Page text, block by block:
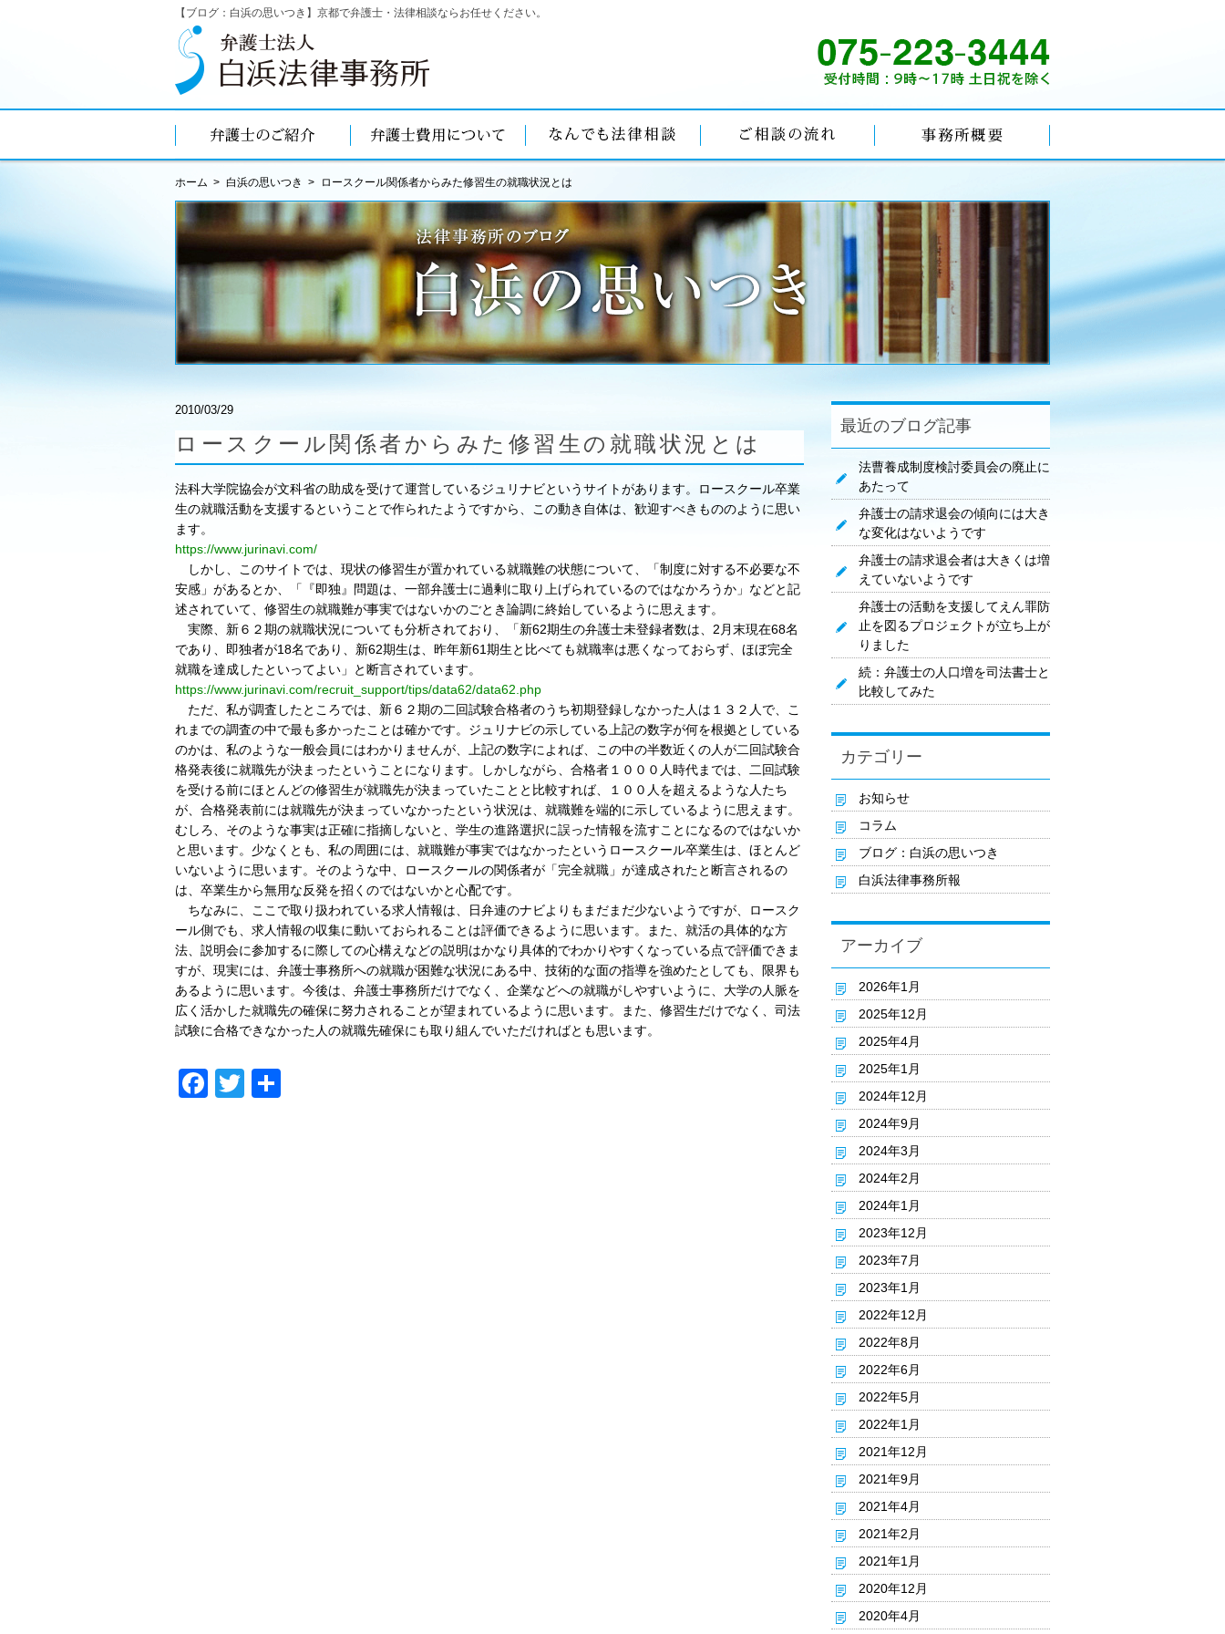
【ブログ：白浜の思いつき】京都で弁護士・法律相談ならお任せください。
ホーム 白浜の思いつき ロースクール関係者からみた修習生の就職状況とは
2010/03/29
ロースクール関係者からみた修習生の就職状況とは
法科大学院協会が文科省の助成を受けて運営しているジュリナビというサイトがあります。ロースクール卒業
生の就職活動を支援するということで作られたようですから、この動き自体は、歓迎すべきもののように思い
ます。
https://www.jurinavi.com/
しかし、このサイトでは、現状の修習生が置かれている就職難の状態について、「制度に対する不必要な不
安感」があるとか、「『即独』問題は、一部弁護士に過剰に取り上げられているのではなかろうか」などと記
述されていて、修習生の就職難が事実ではないかのごとき論調に終始しているように思えます。
実際、新６２期の就職状況についても分析されており、「新62期生の弁護士未登録者数は、2月末現在68名
であり、即独者が18名であり、新62期生は、昨年新61期生と比べても就職率は悪くなっておらず、ほぼ完全
就職を達成したといってよい」と断言されています。
https://www.jurinavi.com/recruit_support/tips/data62/data62.php
ただ、私が調査したところでは、新６２期の二回試験合格者のうち初期登録しなかった人は１３２人で、こ
れまでの調査の中で最も多かったことは確かです。ジュリナビの示している上記の数字が何を根拠としている
のかは、私のような一般会員にはわかりませんが、上記の数字によれば、この中の半数近くの人が二回試験合
格発表後に就職先が決まったということになります。しかしながら、合格者１０００人時代までは、二回試験
を受ける前にほとんどの修習生が就職先が決まっていたことと比較すれば、１００人を超えるような人たち
が、合格発表前には就職先が決まっていなかったという状況は、就職難を端的に示しているように思えます。
むしろ、そのような事実は正確に指摘しないと、学生の進路選択に誤った情報を流すことになるのではないか
と思います。少なくとも、私の周囲には、就職難が事実ではなかったというロースクール卒業生は、ほとんど
いないように思います。そのような中、ロースクールの関係者が「完全就職」が達成されたと断言されるの
は、卒業生から無用な反発を招くのではないかと心配です。
ちなみに、ここで取り扱われている求人情報は、日弁連のナビよりもまだまだ少ないようですが、ロースク
ール側でも、求人情報の収集に動いておられることは評価できるように思います。また、就活の具体的な方
法、説明会に参加するに際しての心構えなどの説明はかなり具体的でわかりやすくなっている点で評価できま
すが、現実には、弁護士事務所への就職が困難な状況にある中、技術的な面の指導を強めたとしても、限界も
あるように思います。今後は、弁護士事務所だけでなく、企業などへの就職がしやすいように、大学の人脈を
広く活かした就職先の確保に努力されることが望まれているように思います。また、修習生だけでなく、司法
試験に合格できなかった人の就職先確保にも取り組んでいただければとも思います。
Facebook
Twitter
最近のブログ記事
法曹養成制度検討委員会の廃止に
あたって
弁護士の請求退会の傾向には大き
な変化はないようです
弁護士の請求退会者は大きくは増
えていないようです
弁護士の活動を支援してえん罪防
止を図るプロジェクトが立ち上が
りました
続：弁護士の人口増を司法書士と
比較してみた
カテゴリー
お知らせ
コラム
ブログ：白浜の思いつき
白浜法律事務所報
アーカイブ
2026年1月
2025年12月
2025年4月
2025年1月
2024年12月
2024年9月
2024年3月
2024年2月
2024年1月
2023年12月
2023年7月
2023年1月
2022年12月
2022年8月
2022年6月
2022年5月
2022年1月
2021年12月
2021年9月
2021年4月
2021年2月
2021年1月
2020年12月
2020年4月